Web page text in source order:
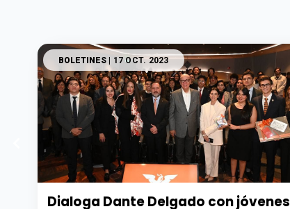
BOLETINES | 17 OCT. 2023
Dialoga Dante Delgado con jóvenes